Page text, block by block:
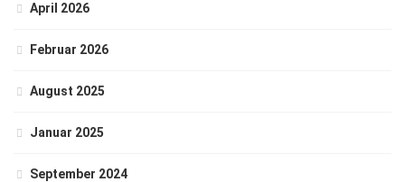
April 2026
Februar 2026
August 2025
Januar 2025
September 2024